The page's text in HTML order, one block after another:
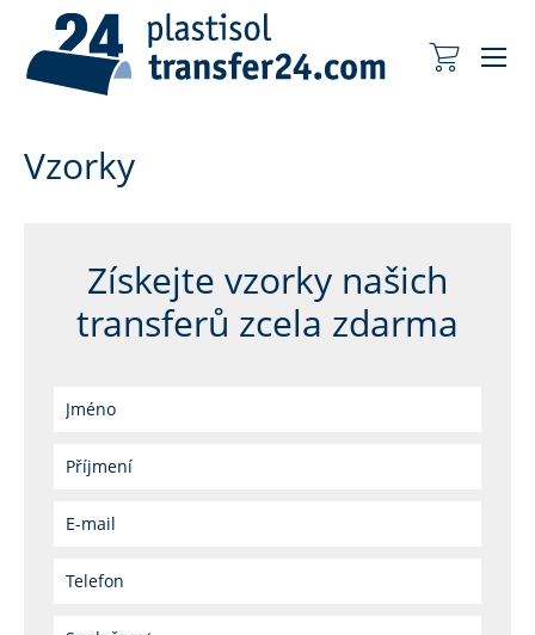
Můj košík
Vzorky
Získejte vzorky našich
transferů zcela zdarma